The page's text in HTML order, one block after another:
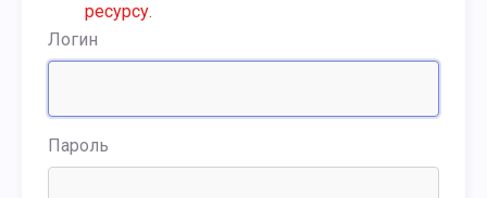
ресурсу.
Логин
Пароль